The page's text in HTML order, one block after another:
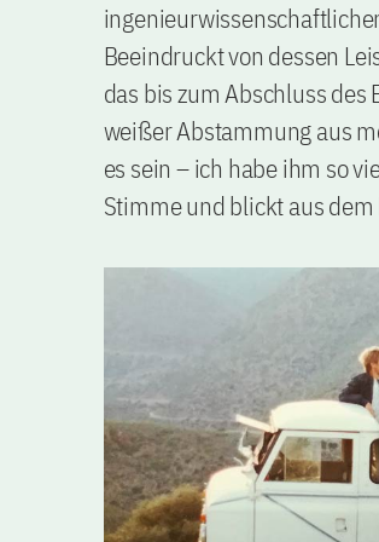
Beeindruckt von dessen
das bis zum Abschluss des
weißer Abstammung aus
es sein – ich habe ihm so
Stimme und blickt aus